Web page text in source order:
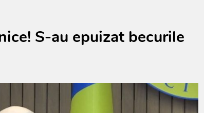
S-au epuizat becurile